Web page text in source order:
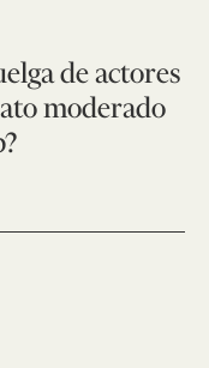
de actores
moderado